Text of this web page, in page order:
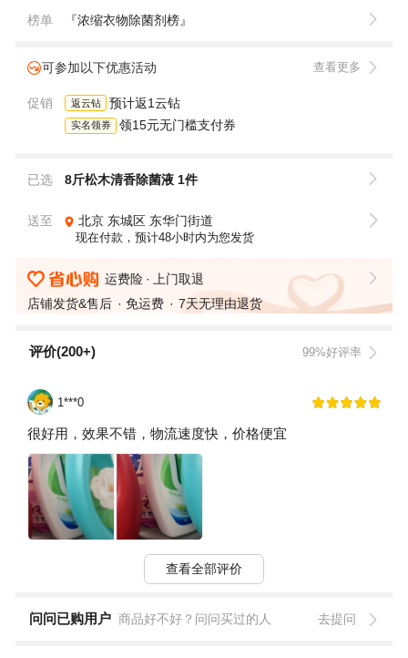
榜单 『浓缩衣物除菌剂榜』
可参加以下优惠活动 查看更多
促销 返云钻 预计返1云钻
实名领券 领15元无门槛支付券
已选 8斤松木清香除菌液 1件
送至 北京 东城区 东华门街道
现在付款，预计48小时内为您发货
运费险
上门取退
店铺发货&售后
免运费 7天无理由退货
评价(200+) 99%好评率
1***0
很好用，效果不错，物流速度快，价格便宜
查看全部评价
问问已购用户 商品好不好？问问买过的人 去提问